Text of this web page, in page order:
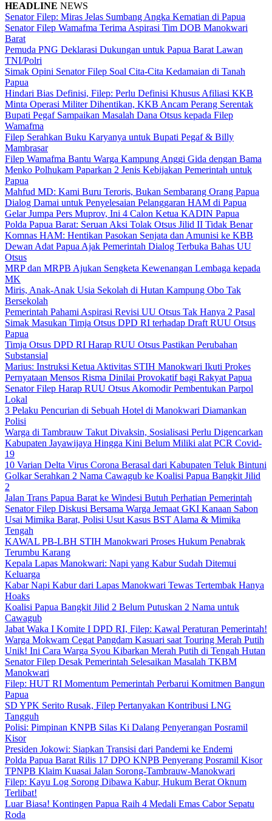
HEADLINE NEWS
Senator Filep: Miras Jelas Sumbang Angka Kematian di Papua
Senator Filep Wamafma Terima Aspirasi Tim DOB Manokwari
Barat
Pemuda PNG Deklarasi Dukungan untuk Papua Barat Lawan
TNI/Polri
Simak Opini Senator Filep Soal Cita-Cita Kedamaian di Tanah
Papua
Hindari Bias Definisi, Filep: Perlu Definisi Khusus Afiliasi KKB
Minta Operasi Militer Dihentikan, KKB Ancam Perang Serentak
Bupati Pegaf Sampaikan Masalah Dana Otsus kepada Filep
Wamafma
Filep Serahkan Buku Karyanya untuk Bupati Pegaf & Billy
Mambrasar
Filep Wamafma Bantu Warga Kampung Anggi Gida dengan Bama
Menko Polhukam Paparkan 2 Jenis Kebijakan Pemerintah untuk
Papua
Mahfud MD: Kami Buru Teroris, Bukan Sembarang Orang Papua
Dialog Damai untuk Penyelesaian Pelanggaran HAM di Papua
Gelar Jumpa Pers Muprov, Ini 4 Calon Ketua KADIN Papua
Polda Papua Barat: Seruan Aksi Tolak Otsus Jilid II Tidak Benar
Komnas HAM: Hentikan Pasokan Senjata dan Amunisi ke KBB
Dewan Adat Papua Ajak Pemerintah Dialog Terbuka Bahas UU
Otsus
MRP dan MRPB Ajukan Sengketa Kewenangan Lembaga kepada
MK
Miris, Anak-Anak Usia Sekolah di Hutan Kampung Obo Tak
Bersekolah
Pemerintah Pahami Aspirasi Revisi UU Otsus Tak Hanya 2 Pasal
Simak Masukan Timja Otsus DPD RI terhadap Draft RUU Otsus
Papua
Timja Otsus DPD RI Harap RUU Otsus Pastikan Perubahan
Substansial
Marius: Instruksi Ketua Aktivitas STIH Manokwari Ikuti Prokes
Pernyataan Mensos Risma Dinilai Provokatif bagi Rakyat Papua
Senator Filep Harap RUU Otsus Akomodir Pembentukan Parpol
Lokal
3 Pelaku Pencurian di Sebuah Hotel di Manokwari Diamankan
Polisi
Warga di Tambrauw Takut Divaksin, Sosialisasi Perlu Digencarkan
Kabupaten Jayawijaya Hingga Kini Belum Miliki alat PCR Covid-
19
10 Varian Delta Virus Corona Berasal dari Kabupaten Teluk Bintuni
Golkar Serahkan 2 Nama Cawagub ke Koalisi Papua Bangkit Jilid
2
Jalan Trans Papua Barat ke Windesi Butuh Perhatian Pemerintah
Senator Filep Diskusi Bersama Warga Jemaat GKI Kanaan Sabon
Usai Mimika Barat, Polisi Usut Kasus BST Alama & Mimika
Tengah
KAWAL PB-LBH STIH Manokwari Proses Hukum Penabrak
Terumbu Karang
Kepala Lapas Manokwari: Napi yang Kabur Sudah Ditemui
Keluarga
Kabar Napi Kabur dari Lapas Manokwari Tewas Tertembak Hanya
Hoaks
Koalisi Papua Bangkit Jilid 2 Belum Putuskan 2 Nama untuk
Cawagub
Jabat Waka I Komite I DPD RI, Filep: Kawal Peraturan Pemerintah!
Warga Mokwam Cegat Pangdam Kasuari saat Touring Merah Putih
Unik! Ini Cara Warga Syou Kibarkan Merah Putih di Tengah Hutan
Senator Filep Desak Pemerintah Selesaikan Masalah TKBM
Manokwari
Filep: HUT RI Momentum Pemerintah Perbarui Komitmen Bangun
Papua
SD YPK Serito Rusak, Filep Pertanyakan Kontribusi LNG
Tangguh
Polisi: Pimpinan KNPB Silas Ki Dalang Penyerangan Posramil
Kisor
Presiden Jokowi: Siapkan Transisi dari Pandemi ke Endemi
Polda Papua Barat Rilis 17 DPO KNPB Penyerang Posramil Kisor
TPNPB Klaim Kuasai Jalan Sorong-Tambrauw-Manokwari
Filep: Kayu Log Sorong Dibawa Kabur, Hukum Berat Oknum
Terlibat!
Luar Biasa! Kontingen Papua Raih 4 Medali Emas Cabor Sepatu
Roda